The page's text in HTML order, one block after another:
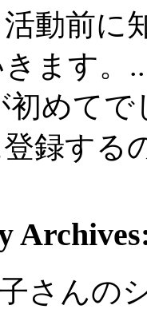
動前に
ます。
初めてで
録する
さんの